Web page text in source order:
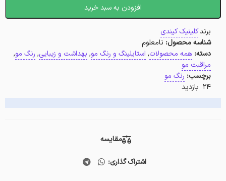
افزودن به سبد خرید
برندکلینیک کیندی
شناسه محصول: نامعلوم
دسته: همه محصولات, استایلینگ و رنگ مو, بهداشت و زیبایی, رنگ مو,
مراقبت مو
برچسب: رنگ مو
24 بازدید
مقایسه
اشتراک گذاری: